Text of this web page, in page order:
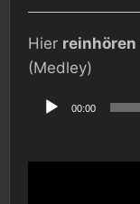
Hier reinhören
(Medley)
Player
00:00